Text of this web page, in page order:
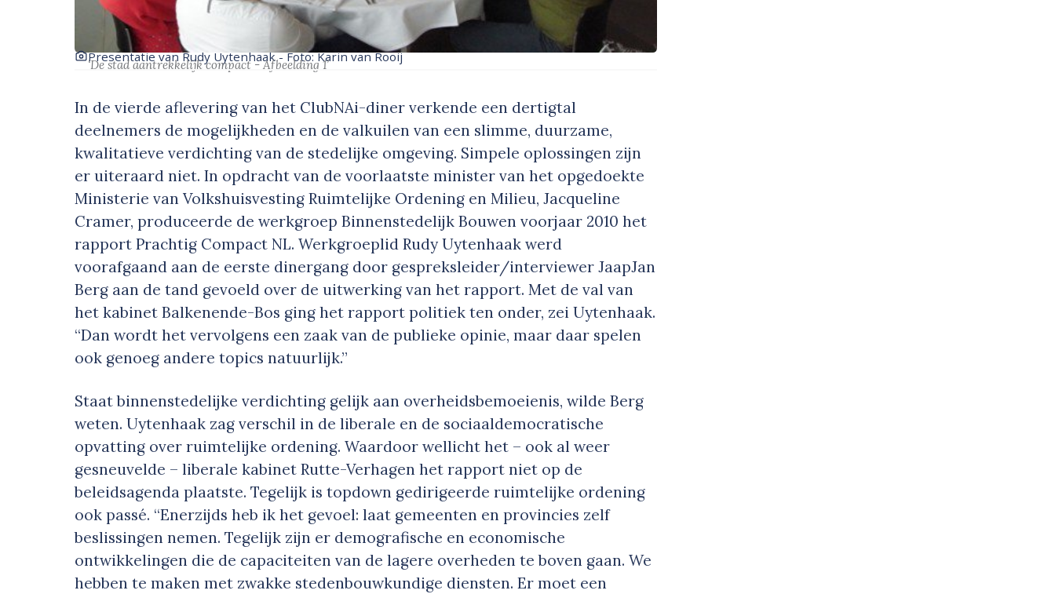
Presentatie van Rudy Uytenhaak - Foto: Karin van Rooij
‘De stad aantrekkelijk compact - Afbeelding 1’
In de vierde aflevering van het ClubNAi-diner verkende een dertigtal
deelnemers de mogelijkheden en de valkuilen van een slimme, duurzame,
kwalitatieve verdichting van de stedelijke omgeving. Simpele oplossingen zijn
er uiteraard niet. In opdracht van de voorlaatste minister van het opgedoekte
Ministerie van Volkshuisvesting Ruimtelijke Ordening en Milieu, Jacqueline
Cramer, produceerde de werkgroep Binnenstedelijk Bouwen voorjaar 2010 het
rapport Prachtig Compact NL. Werkgroeplid Rudy Uytenhaak werd
voorafgaand aan de eerste dinergang door gespreksleider/interviewer JaapJan
Berg aan de tand gevoeld over de uitwerking van het rapport. Met de val van
het kabinet Balkenende-Bos ging het rapport politiek ten onder, zei Uytenhaak.
“Dan wordt het vervolgens een zaak van de publieke opinie, maar daar spelen
ook genoeg andere topics natuurlijk.”
Staat binnenstedelijke verdichting gelijk aan overheidsbemoeienis, wilde Berg
weten. Uytenhaak zag verschil in de liberale en de sociaaldemocratische
opvatting over ruimtelijke ordening. Waardoor wellicht het – ook al weer
gesneuvelde – liberale kabinet Rutte-Verhagen het rapport niet op de
beleidsagenda plaatste. Tegelijk is topdown gedirigeerde ruimtelijke ordening
ook passé. “Enerzijds heb ik het gevoel: laat gemeenten en provincies zelf
beslissingen nemen. Tegelijk zijn er demografische en economische
ontwikkelingen die de capaciteiten van de lagere overheden te boven gaan. We
hebben te maken met zwakke stedenbouwkundige diensten. Er moet een